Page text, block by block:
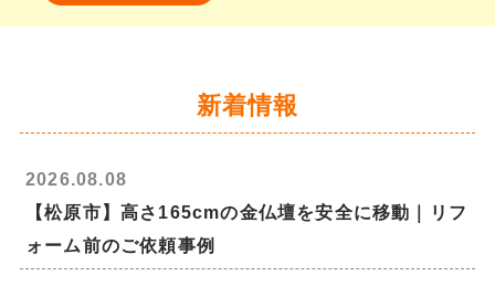
新着情報
2026.08.08
【松原市】高さ165cmの金仏壇を安全に移動｜リフ
ォーム前のご依頼事例